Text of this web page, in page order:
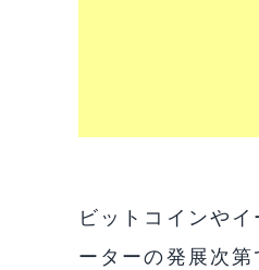
ビットコインや
ーターの発展次